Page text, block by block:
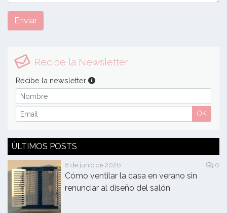
Enviar
Recibe la Newsletter
Recibe la newsletter
OK
ÚLTIMOS POSTS
8 de junio de 2026 0
Cómo ventilar la casa en verano sin
renunciar al diseño del salón